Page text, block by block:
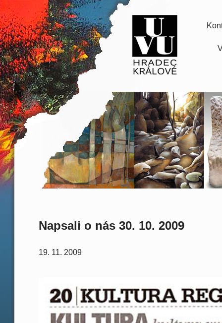
Napsali o nás 30. 10. 2009
19. 11. 2009